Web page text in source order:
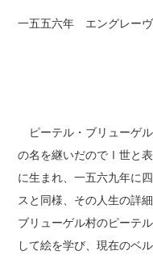
一五五六年 エングレー
ピーテル・ブリューゲ
の名を継いだのでⅠ世と
に生まれ、一五六九年に
スと同様、その人生の詳
ブリューゲル村のピーテ
して絵を学び、現在のベ